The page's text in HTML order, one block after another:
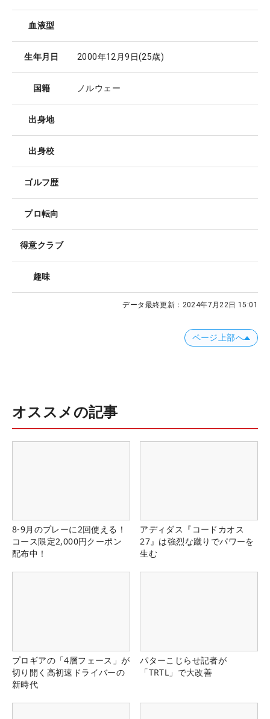
血液型
生年月日 2000年12月9日(25歳)
国籍 ノルウェー
出身地
出身校
ゴルフ歴
プロ転向
得意クラブ
趣味
データ最終更新： 2024年7月22日 15:01
ページ上部へ
オススメの記事
8-9月のプレーに2回使える！
コース限定2,000円クーポン
配布中！
アディダス『コードカオス
27』は強烈な蹴りでパワーを
生む
プロギアの「4層フェース」が
切り開く高初速ドライバーの
新時代
パターこじらせ記者が
「TRTL」で大改善